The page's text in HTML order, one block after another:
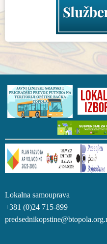
Lokalna samouprava
+381 (0)24 715-899